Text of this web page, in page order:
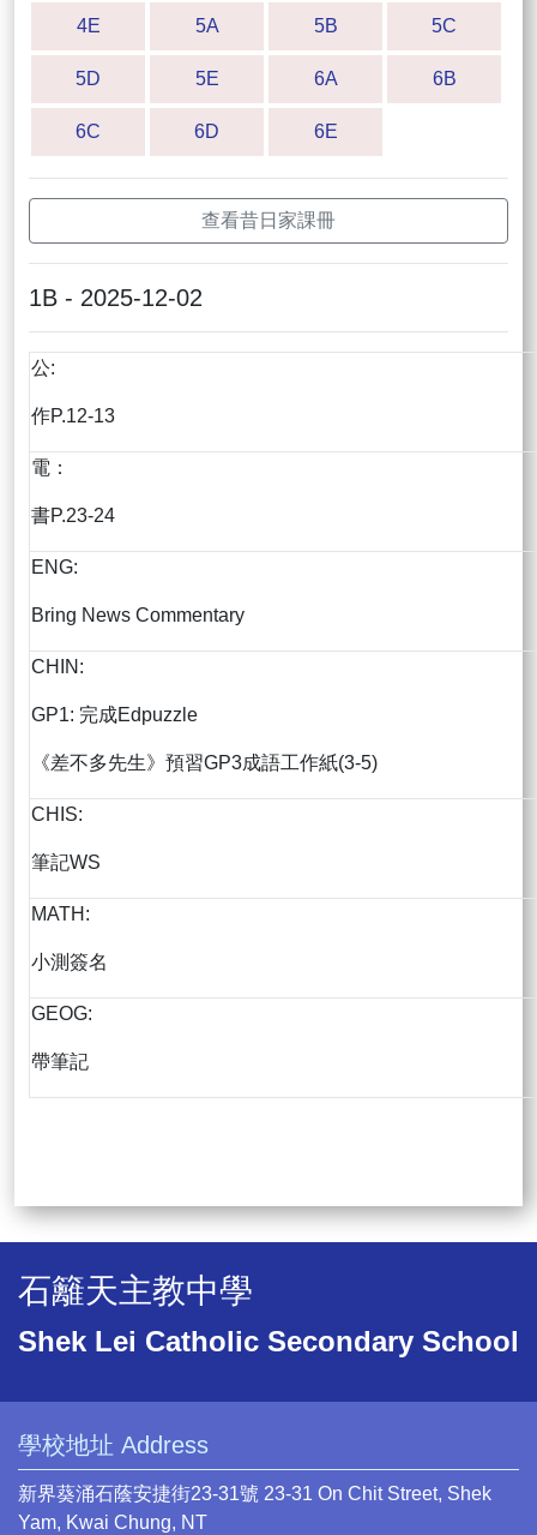
4E 5A 5B 5C
5D 5E 6A 6B
6C 6D 6E
查看昔日家課冊
1B - 2025-12-02
公:
作P.12-13
電：
書P.23-24
ENG:
Bring News Commentary
CHIN:
GP1: 完成Edpuzzle
《差不多先生》預習GP3成語工作紙(3-5)
CHIS:
筆記WS
MATH:
小測簽名
GEOG:
帶筆記
石籬天主教中學
Shek Lei Catholic Secondary School
學校地址 Address
新界葵涌石蔭安捷街23-31號 23-31 On Chit Street, Shek
Yam, Kwai Chung, NT